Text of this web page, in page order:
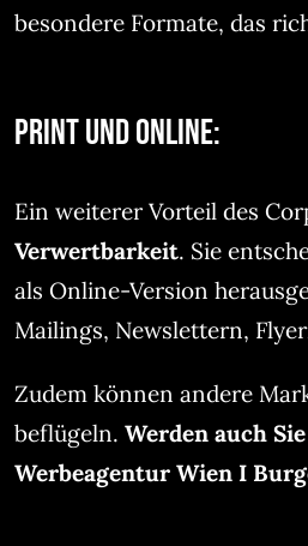
besondere Formate, das
Print und Online:
Ein weiterer Vorteil des
Verwertbarkeit. Sie
als Online-Version
Mailings, Newslettern,
Zudem können andere
beflügeln. Werden auch
Werbeagentur Wien I